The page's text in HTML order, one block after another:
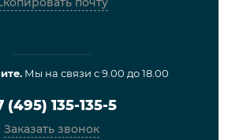
Мы на связи с 9.00 до 18.00
(495) 135-135-5
Заказать звонок